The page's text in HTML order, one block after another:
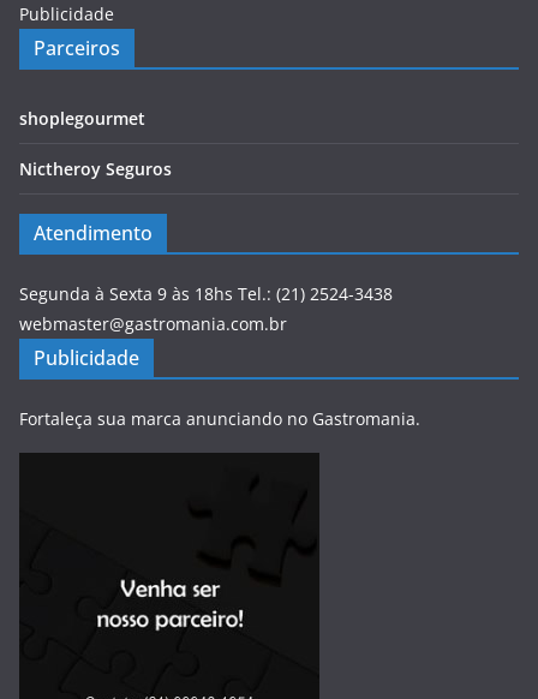
Publicidade
Parceiros
shoplegourmet
Nictheroy Seguros
Atendimento
Segunda à Sexta 9 às 18hs Tel.: (21) 2524-3438
webmaster@gastromania.com.br
Publicidade
Fortaleça sua marca anunciando no Gastromania.